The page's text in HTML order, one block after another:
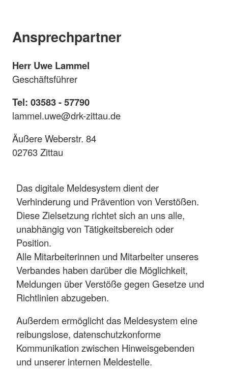
Ansprechpartner
Herr Uwe Lammel
Geschäftsführer
Tel: 03583 - 57790
lammel.uwe@drk-zittau.de
Äußere Weberstr. 84
02763 Zittau
Das digitale Meldesystem dient der
Verhinderung und Prävention von Verstößen.
Diese Zielsetzung richtet sich an uns alle,
unabhängig von Tätigkeitsbereich oder
Position.
Alle Mitarbeiterinnen und Mitarbeiter unseres
Verbandes haben darüber die Möglichkeit,
Meldungen über Verstöße gegen Gesetze und
Richtlinien abzugeben.
Außerdem ermöglicht das Meldesystem eine
reibungslose, datenschutzkonforme
Kommunikation zwischen Hinweisgebenden
und unserer internen Meldestelle.